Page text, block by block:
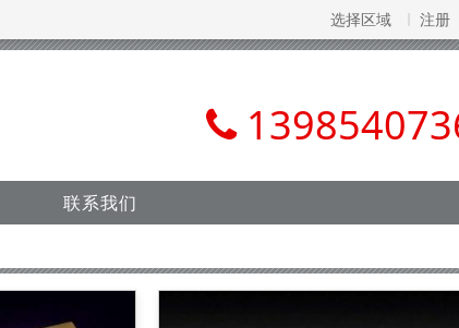
选择区域 注册
联系我们